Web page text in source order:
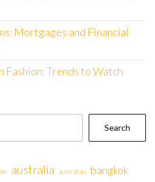
Mortgages and Financial
Trends to Watch
Search
australia australian bangkok